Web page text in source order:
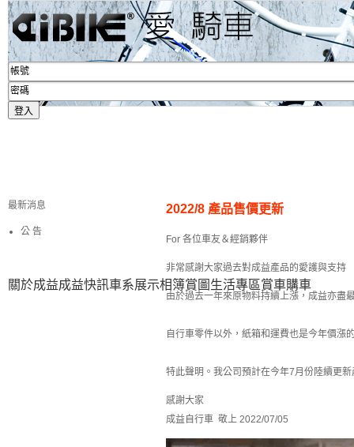
關於成益成益快訊車系展示相簿賞圖 生活專區賞車購車
2022/8 產品售價更新
For 各位車友＆經銷夥伴
非常感謝大家過去對成益產品的愛護與支持
由於過去一年來原物料持續上漲，成益亦盡
自行車零件以外，紙箱和運費也是今年價漲
特此聲明。我公司預計在今年7月份陸續更
感謝大家
成益自行車 敬上 2022/07/05
最新消息
公 告